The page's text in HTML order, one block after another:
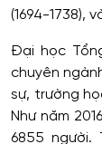
(1694-1738),
Đại học
chuyên
sự, trường
Như năm
6855